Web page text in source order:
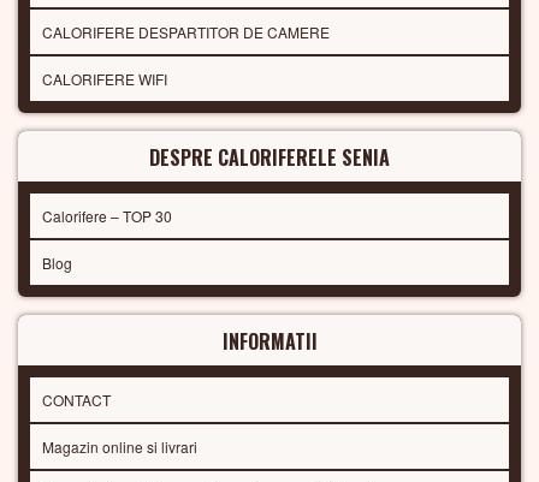
CALORIFERE DESPARTITOR DE CAMERE
CALORIFERE WIFI
DESPRE CALORIFERELE SENIA
Calorifere – TOP 30
Blog
INFORMATII
CONTACT
Magazin online si livrari